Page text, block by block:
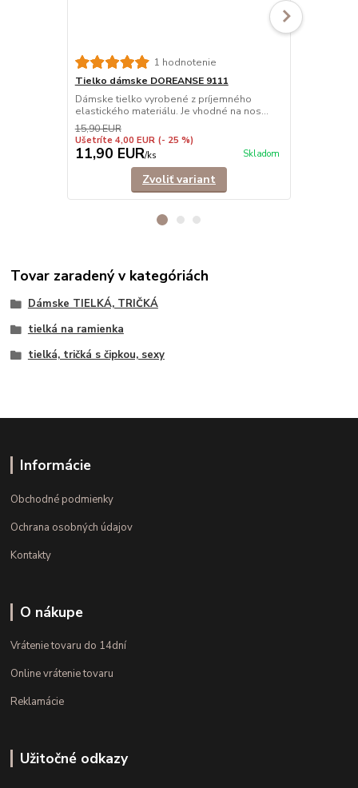
1 hodnotenie
Tielko dámske DOREANSE 9111
Dámske tielko vyrobené z príjemného
elastického materiálu. Je vhodné na nos...
15,90 EUR
Ušetríte 4,00 EUR (- 25 %)
11,90 EUR/ks Skladom
Zvoliť variant
Tovar zaradený v kategóriách
Dámske TIELKÁ, TRIČKÁ
tielká na ramienka
tielká, tričká s čipkou, sexy
Informácie
Obchodné podmienky
Ochrana osobných údajov
Kontakty
O nákupe
Vrátenie tovaru do 14dní
Online vrátenie tovaru
Reklamácie
Užitočné odkazy